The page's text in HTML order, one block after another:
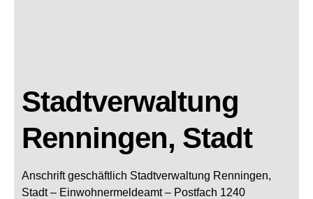
Stadtverwaltung
Renningen, Stadt
Anschrift geschäftlich Stadtverwaltung Renningen,
Stadt – Einwohnermeldeamt – Postfach 1240